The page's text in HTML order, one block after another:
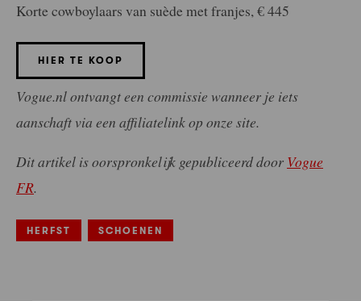
Korte cowboylaars van suède met franjes, € 445
HIER TE KOOP
Vogue.nl ontvangt een commissie wanneer je iets
aanschaft via een affiliatelink op onze site.
Dit artikel is oorspronkelijk gepubliceerd door Vogue
FR.
HERFST SCHOENEN